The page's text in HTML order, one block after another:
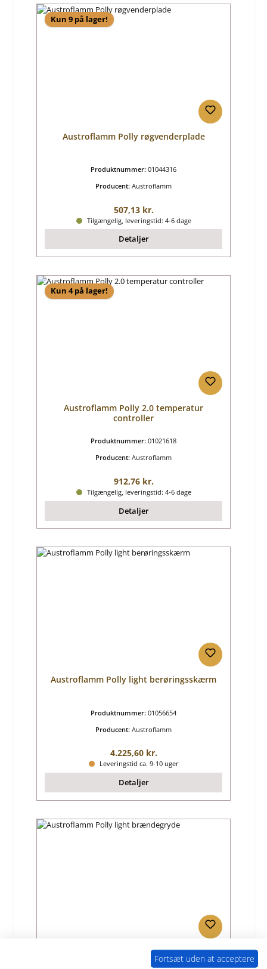
Kun 9 på lager!
Austroflamm Polly røgvenderplade
Produktnummer: 01044316
Producent: Austroflamm
Almindelig pris:
507,13 kr.
Tilgængelig, leveringstid: 4-6 dage
Detaljer
Kun 4 på lager!
Austroflamm Polly 2.0 temperatur
controller
Produktnummer: 01021618
Producent: Austroflamm
Almindelig pris:
912,76 kr.
Tilgængelig, leveringstid: 4-6 dage
Detaljer
Austroflamm Polly light berøringsskærm
Produktnummer: 01056654
Producent: Austroflamm
Almindelig pris:
4.225,60 kr.
Leveringstid ca. 9-10 uger
Detaljer
Austroflamm Polly light brændegryde
Fortsæt uden at acceptere